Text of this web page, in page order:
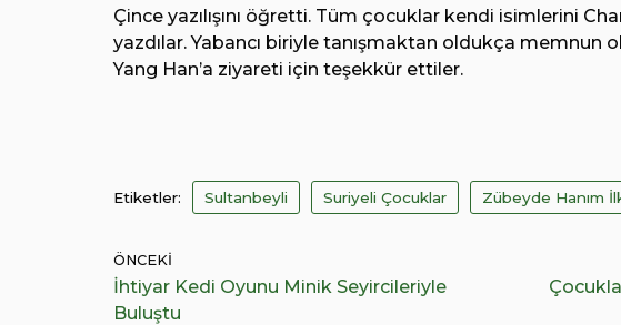
Çince yazılışını öğretti. Tüm çocuklar kendi isimlerini
yazdılar. Yabancı biriyle tanışmaktan oldukça memnun
Yang Han’a ziyareti için teşekkür ettiler.
Etiketler: Sultanbeyli Suriyeli Çocuklar Zübeyde Hanım
ÖNCEKI
İhtiyar Kedi Oyunu Minik Seyircileriyle
Buluştu